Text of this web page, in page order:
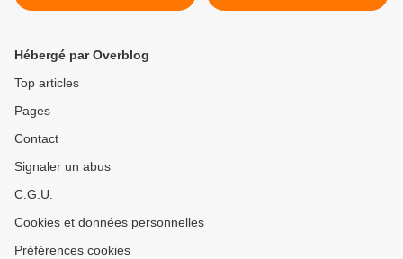
Hébergé par Overblog
Top articles
Pages
Contact
Signaler un abus
C.G.U.
Cookies et données personnelles
Préférences cookies